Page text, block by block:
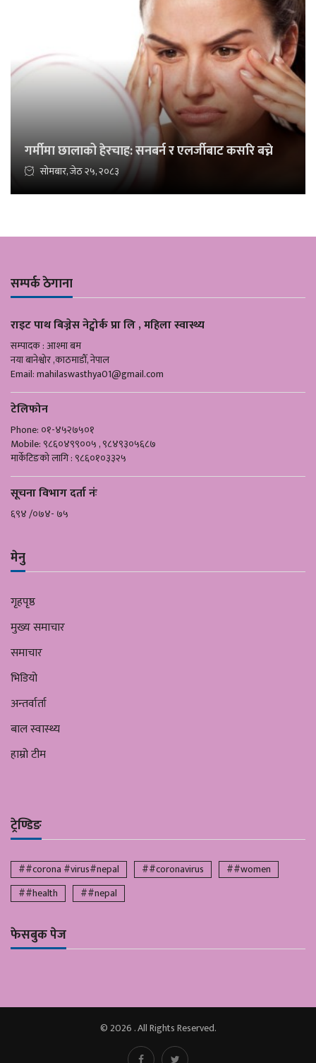
गर्मीमा छालाको हेरचाह: सनबर्न र एलर्जीबाट कसरि बच्ने
सोमबार, जेठ २५, २०८३
सम्पर्क ठेगाना
राइट पाथ बिज्नेस नेट्वोर्क प्रा लि , महिला स्वास्थ्य
सम्पादक : आश्मा बम
नया बानेश्वोर ,काठमाडौँ, नेपाल
Email:mahilaswasthya01@gmail.com
टेलिफोन
Phone: ०१-४५२७५०१
Mobile: ९८६०४९९००५ , ९८४९३०५६८७
मार्केटिङको लागि : ९८६०१०३३२५
सूचना विभाग दर्ता नंः
६९४ /०७४- ७५
मेनु
गृहपृष्ठ
मुख्य समाचार
समाचार
भिडियो
अन्तर्वार्ता
बाल स्वास्थ्य
हाम्रो टीम
ट्रेण्डिङ
##corona #virus#nepal ##coronavirus
##women
##health
##nepal
फेसबुक पेज
© 2026 . All Rights Reserved.